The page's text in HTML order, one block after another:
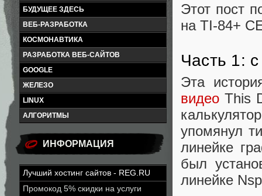
БУДУЩЕЕ ЗДЕСЬ
ВЕБ-РАЗРАБОТКА
КОСМОНАВТИКА
РАЗРАБОТКА ВЕБ-САЙТОВ
GOOGLE
ЖЕЛЕЗО
LINUX
АЛГОРИТМЫ
ИНФОРМАЦИЯ
Лучший хостинг сайтов - REG.RU
Промокод 5% скидки на услуги
Этот пост
на TI-84+
Часть 1:
Эта
видео This
упомянул
линейке
был
линейке